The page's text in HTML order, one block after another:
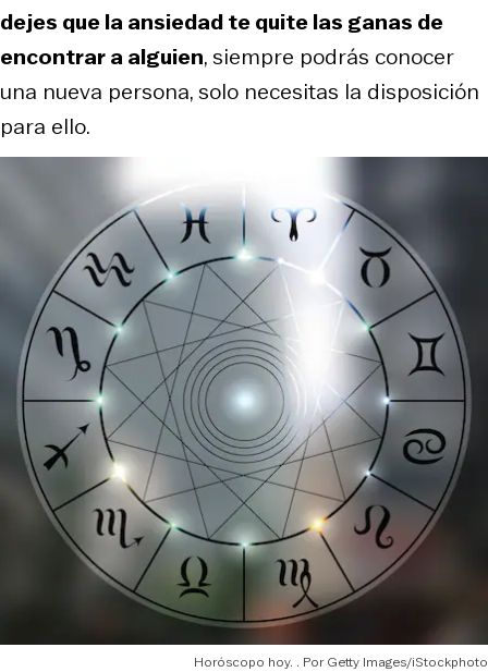
dejes que la ansiedad te quite las ganas de
encontrar a alguien, siempre podrás conocer
una nueva persona, solo necesitas la disposición
para ello.
Horóscopo hoy. Getty Images/iStockphoto